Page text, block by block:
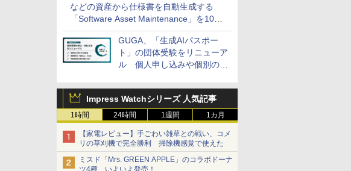
などの資産から仕様書を自動生成する
「Software Asset Maintenance」を10月
に発売
GUGA、「生成AIパスポー
ト」の団体受験をリニューア
ル 個人申し込みや個別の支
Impress Watchシリーズ 人気記事
1時間 24時間 1週間 1カ月
【家電レビュー】手ごわい雑草との戦い、コメ
リの草刈機で完全勝利 掃除機感覚で使えた
ミスド「Mrs. GREEN APPLE」のコラボドーナ
ツ4種、いよいよ発売！